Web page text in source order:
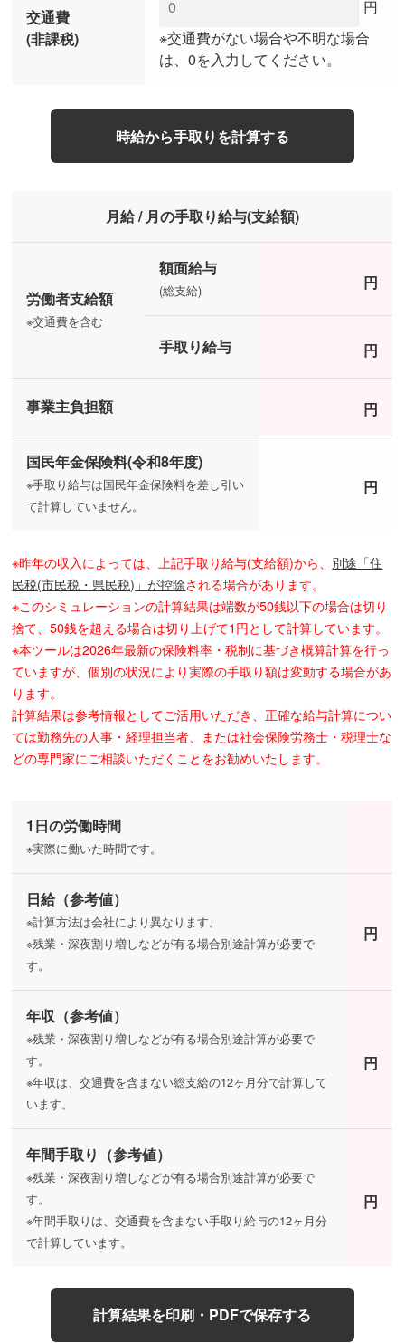
交通費
(非課税)
円
※交通費がない場合や不明な場合
は、0を入力してください。
時給から手取りを計算する
月給 / 月の手取り給与(支給額)
労働者支給額
※交通費を含む
額面給与
(総支給) 円
手取り給与 円
事業主負担額 円
国民年金保険料(令和8年度)
※手取り給与は国民年金保険料を差し引い
て計算していません。
円
※昨年の収入によっては、上記手取り給与(支給額)から、 別途「住
民税(市民税・県民税)」が控除される場合があります。
※このシミュレーションの計算結果は端数が50銭以下の場合は切り
捨て、50銭を超える場合は切り上げて1円として計算しています。
※本ツールは2026年最新の保険料率・税制に基づき概算計算を行っ
ていますが、個別の状況により実際の手取り額は変動する場合があ
ります。
計算結果は参考情報としてご活用いただき、正確な給与計算につい
ては勤務先の人事・経理担当者、または社会保険労務士・税理士な
どの専門家にご相談いただくことをお勧めいたします。
1日の労働時間
※実際に働いた時間です。
日給（参考値）
※計算方法は会社により異なります。
※残業・深夜割り増しなどが有る場合別途計算が必要で
す。
円
年収（参考値）
※残業・深夜割り増しなどが有る場合別途計算が必要で
す。
※年収は、交通費を含まない総支給の12ヶ月分で計算して
います。
円
年間手取り（参考値）
※残業・深夜割り増しなどが有る場合別途計算が必要で
す。
※年間手取りは、交通費を含まない手取り給与の12ヶ月分
で計算しています。
円
計算結果を印刷・PDFで保存する